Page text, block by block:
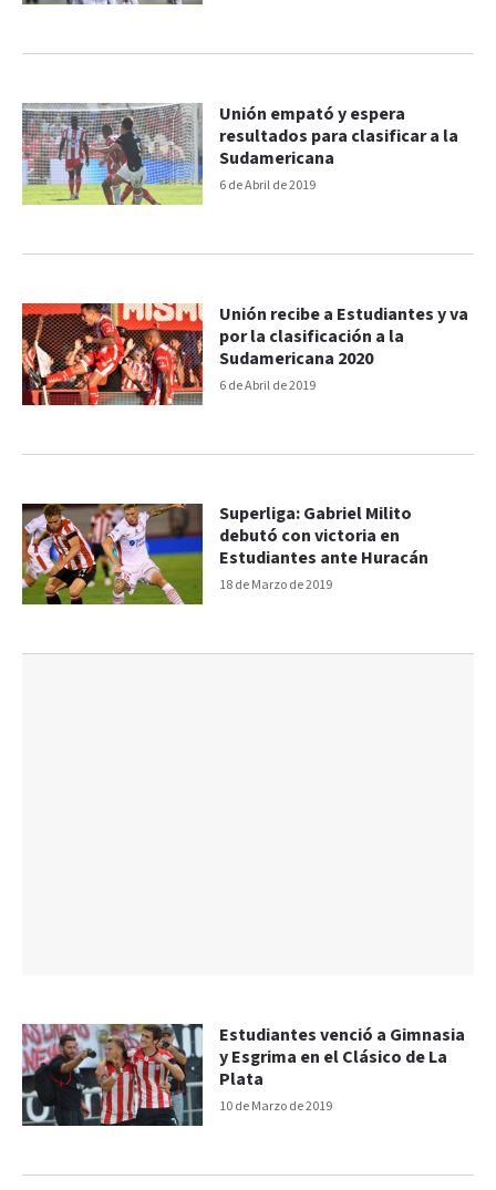
6 de Abril de 2019
Unión empató y espera
resultados para clasificar a la
Sudamericana
6 de Abril de 2019
Unión recibe a Estudiantes y va
por la clasificación a la
Sudamericana 2020
18 de Marzo de 2019
Superliga: Gabriel Milito
debutó con victoria en
Estudiantes ante Huracán
10 de Marzo de 2019
Estudiantes venció a Gimnasia
y Esgrima en el Clásico de La
Plata